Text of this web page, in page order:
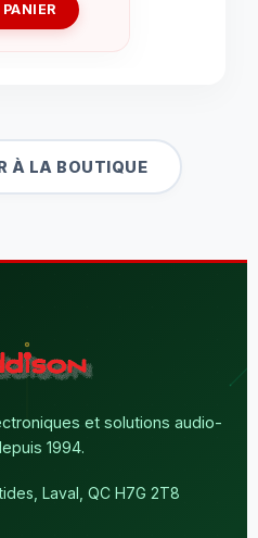
À LA BOUTIQUE
et solutions audio-
1994.
Laval, QC H7G 2T8